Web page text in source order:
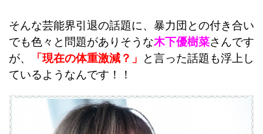
そんな芸能界引退の話題に、暴力団との付き合い
でも色々と問題がありそうな木下優樹菜さんです
が、
「現在の体重激減？」
と言った話題も浮上し
ているようなんです！！